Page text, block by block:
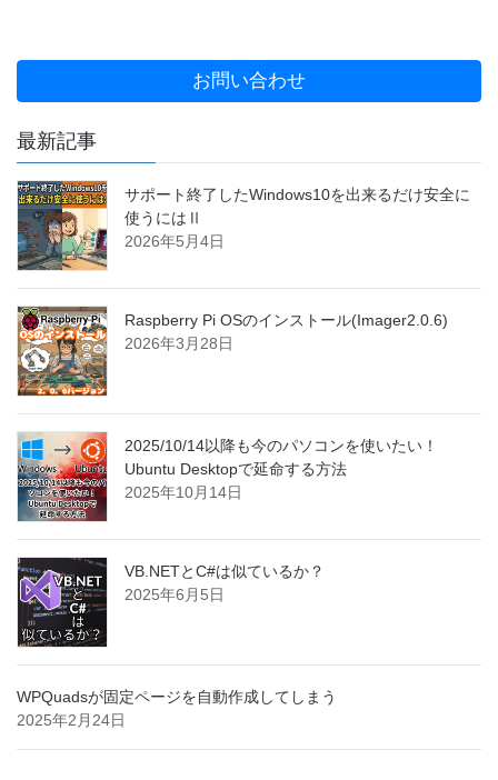
お問い合わせ
最新記事
サポート終了したWindows10を出来るだけ安全に
使うにはⅡ
2026年5月4日
Raspberry Pi OSのインストール(Imager2.0.6)
2026年3月28日
2025/10/14以降も今のパソコンを使いたい！
Ubuntu Desktopで延命する方法
2025年10月14日
VB.NETとC#は似ているか？
2025年6月5日
WPQuadsが固定ページを自動作成してしまう
2025年2月24日